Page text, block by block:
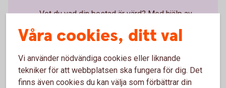
Vet du vad din bostad är värd? Med hjälp av
Appen och internetbanken
Sköt dina bankärenden - när och var du vill
Våra cookies, ditt val
Vi använder nödvändiga cookies eller liknande
tekniker för att webbplatsen ska fungera för dig. Det
finns även cookies du kan välja som förbättrar din